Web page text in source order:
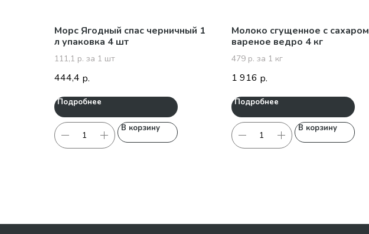
Морс Ягодный спас черничный 1
л упаковка 4 шт
111,1 р. за 1 шт
444,4 р.
Подробнее
В корзину
Молоко сгущенное с сахаром
вареное ведро 4 кг
479 р. за 1 кг
1 916 р.
Подробнее
В корзину